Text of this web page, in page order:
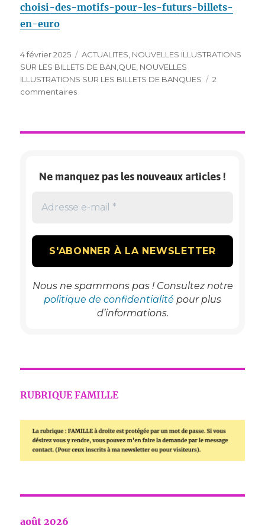
choisi-des-motifs-pour-les-futurs-billets-
en-euro
Publié
le
4 février 2025 Catégories
ACTUALITES NOUVELLES ILLUSTRATIONS
SUR LES BILLETS DE BAN,QUE NOUVELLES
ILLUSTRATIONS SUR LES BILLETS DE BANQUES
2
commentairessur
BILLETS
BANQUE
Ne manquez pas les nouveaux articles !
Nous ne spammons pas ! Consultez notre
politique de confidentialité pour plus
d’informations.
RUBRIQUE FAMILLE
août 2026